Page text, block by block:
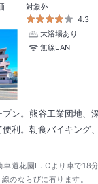
対象外
4.3
大浴場あり
無線LAN
ン。熊谷工業団地、
便利。朝食バイキング
車道花園I．Cより車で18
線のならびに有ります